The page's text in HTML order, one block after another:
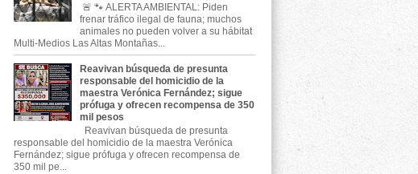
🚨 🐾 ALERTA AMBIENTAL: Piden
frenar tráfico ilegal de fauna; muchos
animales no pueden volver a su hábitat
Multi-Medios Las Altas Montañas...
Reavivan búsqueda de presunta
responsable del homicidio de la
maestra Verónica Fernández; sigue
prófuga y ofrecen recompensa de 350
mil pesos
Reavivan búsqueda de presunta
responsable del homicidio de la maestra Verónica
Fernández; sigue prófuga y ofrecen recompensa de
350 mil pe...